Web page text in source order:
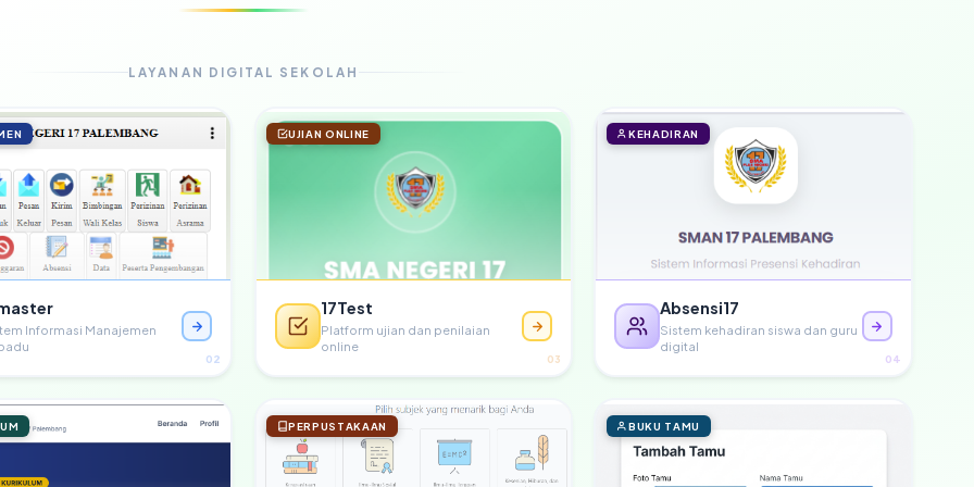
LAYANAN DIGITAL SEKOLAH
Informasi Manajemen
02
UJIAN ONLINE
17Test
Platform ujian dan penilaian
online
03
KEHADIRAN
Absensi17
Sistem kehadiran siswa dan guru
digital
04
PERPUSTAKAAN BUKU TAMU